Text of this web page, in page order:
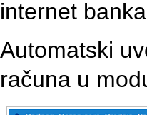
internet
Automatski
računa u